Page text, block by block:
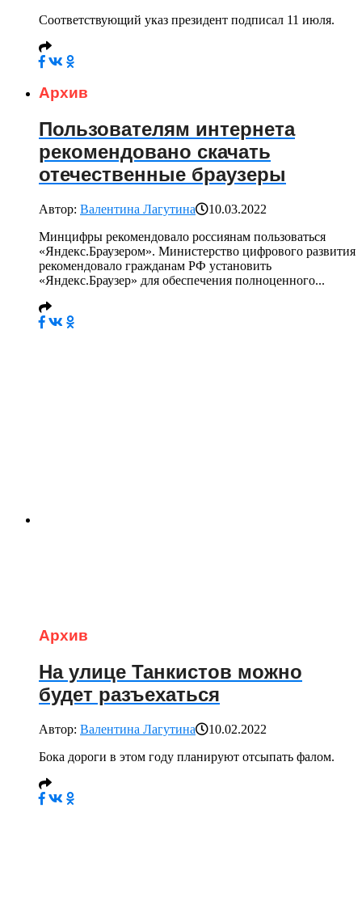
Соответствующий указ президент подписал 11 июля.
Архив
Пользователям интернета
рекомендовано скачать
отечественные браузеры
Автор: Валентина Лагутина
10.03.2022
Минцифры рекомендовало россиянам пользоваться
«Яндекс.Браузером». Министерство цифрового развития
рекомендовало гражданам РФ установить
«Яндекс.Браузер» для обеспечения полноценного...
Архив
На улице Танкистов можно
будет разъехаться
Автор: Валентина Лагутина
10.02.2022
Бока дороги в этом году планируют отсыпать фалом.